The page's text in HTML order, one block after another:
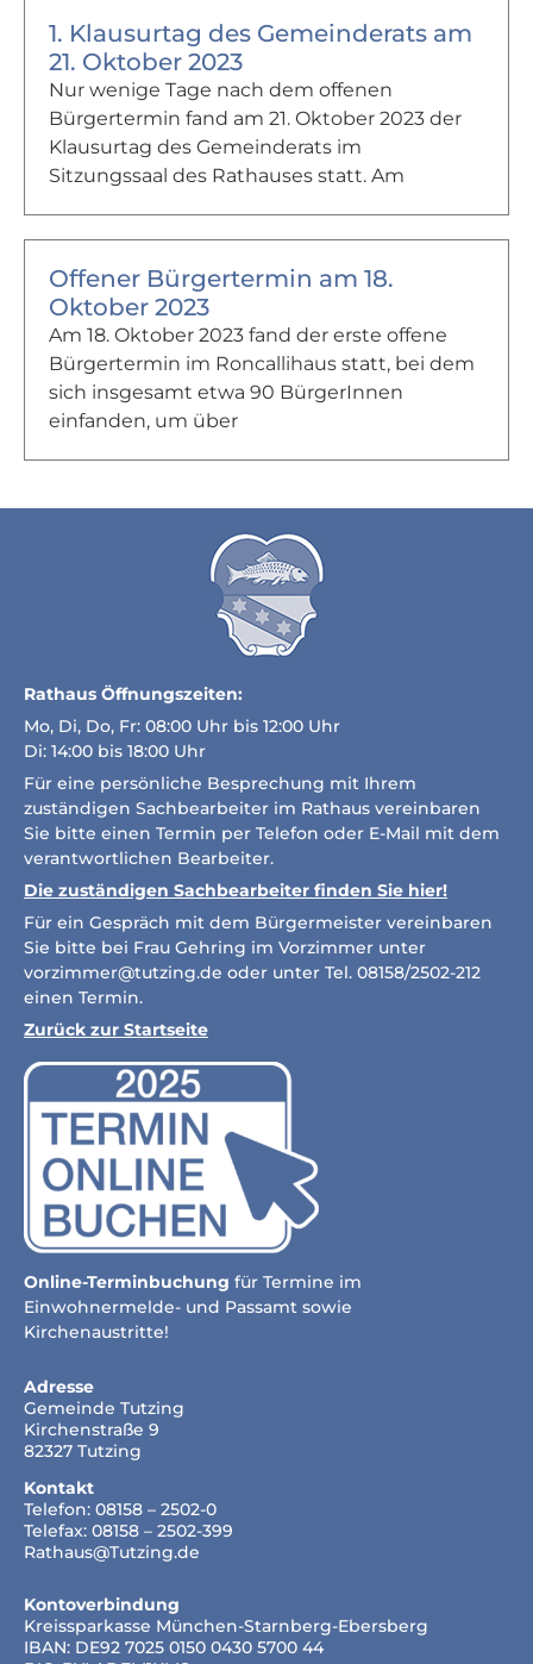
1. Klausurtag des Gemeinderats am
21. Oktober 2023
Nur wenige Tage nach dem offenen
Bürgertermin fand am 21. Oktober 2023 der
Klausurtag des Gemeinderats im
Sitzungssaal des Rathauses statt. Am
Offener Bürgertermin am 18.
Oktober 2023
Am 18. Oktober 2023 fand der erste offene
Bürgertermin im Roncallihaus statt, bei dem
sich insgesamt etwa 90 BürgerInnen
einfanden, um über
Rathaus Öffnungszeiten:
Mo, Di, Do, Fr: 08:00 Uhr bis 12:00 Uhr
Di: 14:00 bis 18:00 Uhr
Für eine persönliche Besprechung mit Ihrem
zuständigen Sachbearbeiter im Rathaus vereinbaren
Sie bitte einen Termin per Telefon oder E-Mail mit dem
verantwortlichen Bearbeiter.
Die zuständigen Sachbearbeiter finden Sie hier!
Für ein Gespräch mit dem Bürgermeister vereinbaren
Sie bitte bei Frau Gehring im Vorzimmer unter
vorzimmer@tutzing.de oder unter Tel. 08158/2502-212
einen Termin.
Zurück zur Startseite
Online-Terminbuchung für Termine im
Einwohnermelde- und Passamt sowie
Kirchenaustritte!
Adresse
Gemeinde Tutzing
Kirchenstraße 9
82327 Tutzing
Kontakt
Telefon: 08158 – 2502-0
Telefax: 08158 – 2502-399
Rathaus@Tutzing.de
Kontoverbindung
Kreissparkasse München-Starnberg-Ebersberg
IBAN: DE92 7025 0150 0430 5700 44